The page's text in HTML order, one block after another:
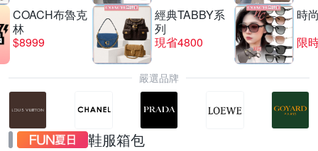
COACH布魯克
林
$8999
經典TABBY系
列
現省4800
時
限
嚴選品牌
鞋服箱包